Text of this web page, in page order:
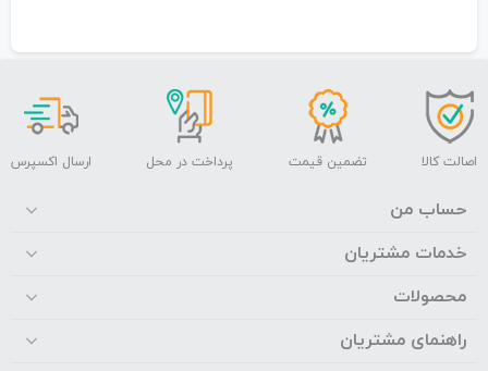
اصالت کالا تضمین قیمت پرداخت در محل ارسال اکسپرس
حساب من
خدمات مشتریان
محصولات
راهنمای مشتریان